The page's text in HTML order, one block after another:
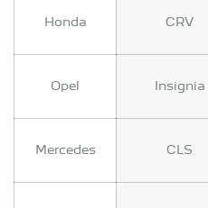
Honda CRV
Opel Insignia
Mercedes CLS